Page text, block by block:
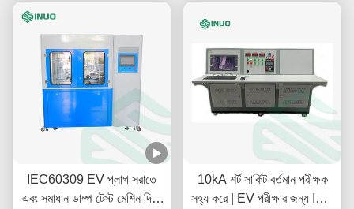
IEC60309 EV প্লাগ সরাতে
এবং সমাধান ডাম্প টেস্ট মেশিন দিয়ে
10kA শর্ট সার্কিট বর্তমান পরীক্ষক
সহ্য করে | EV পরীক্ষার জন্য IEC